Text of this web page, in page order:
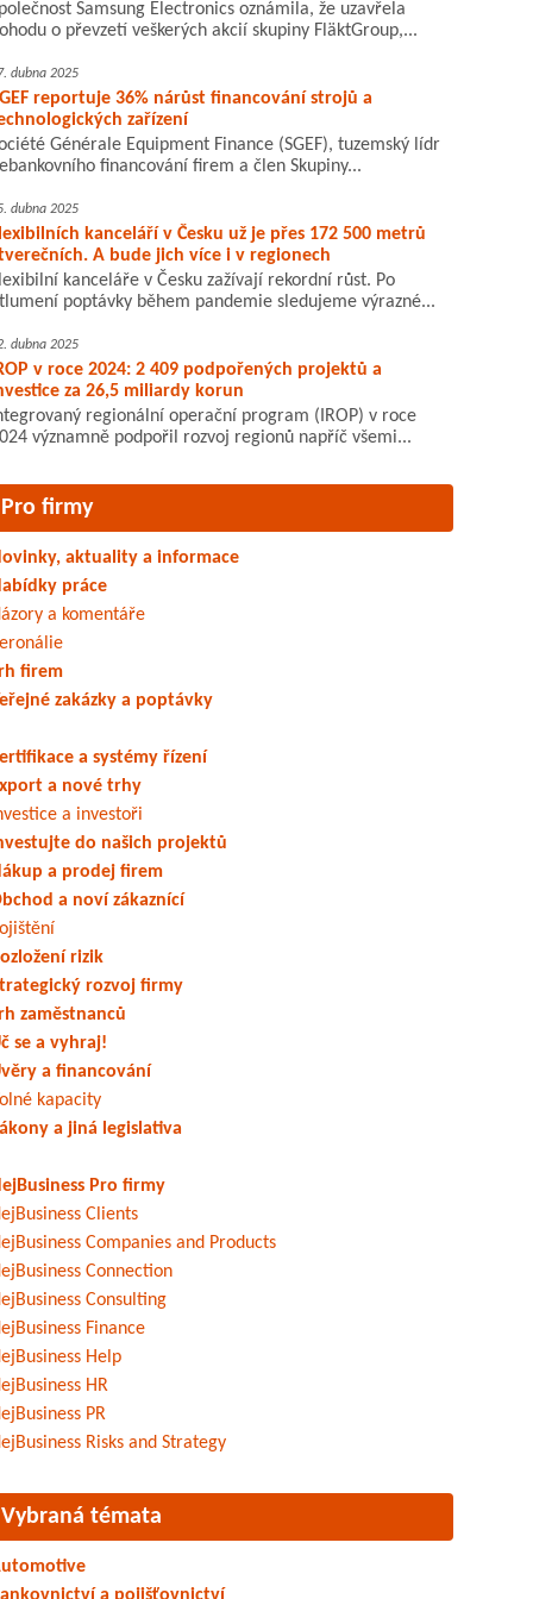
Samsung Electronics oznámila, že uzavřela
o převzetí veškerých akcií skupiny FläktGroup,...
dubna 2025
reportuje 36% nárůst financování strojů a
zařízení
Générale Equipment Finance (SGEF), tuzemský lídr
financování firem a člen Skupiny...
dubna 2025
kanceláří v Česku už je přes 172 500 metrů
A bude jich více i v regionech
kanceláře v Česku zažívají rekordní růst. Po
poptávky během pandemie sledujeme výrazné...
dubna 2025
v roce 2024: 2 409 podpořených projektů a
za 26,5 miliardy korun
regionální operační program (IROP) v roce
významně podpořil rozvoj regionů napříč všemi...
Pro firmy
aktuality a informace
práce
a komentáře
firem
zakázky a poptávky
a systémy řízení
a nové trhy
a investoři
do našich projektů
a prodej firem
a noví zákaznící
rizik
rozvoj firmy
zaměstnanců
se a vyhraj!
a financování
kapacity
a jiná legislativa
Pro firmy
Clients
Companies and Products
Connection
Consulting
Finance
Help
HR
PR
Risks and Strategy
Vybraná témata